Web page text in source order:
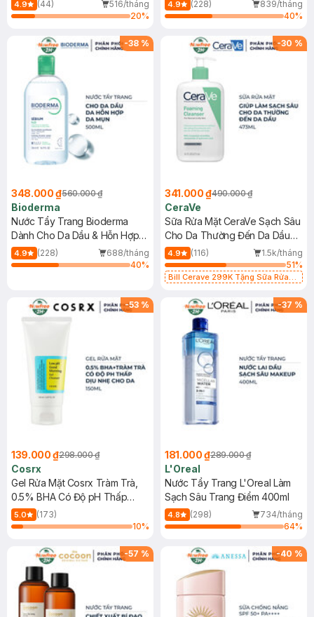
4.9 (44)
516/tháng
20%
4.9 (228)
839/tháng
40%
-38 %
348.000 ₫560.000 ₫
Bioderma
Nước Tẩy Trang Bioderma
Dành Cho Da Dầu & Hỗn Hợp
500ml
4.9 (228)
688/tháng
40%
-30 %
341.000 ₫490.000 ₫
CeraVe
Sữa Rửa Mặt CeraVe Sạch Sâu
Cho Da Thường Đến Da Dầu
473ml
4.9 (116)
1.5k/tháng
51%
Bill Cerave 299K Tặng Sữa Rửa
-53 %
139.000 ₫298.000 ₫
Cosrx
Gel Rửa Mặt Cosrx Tràm Trà,
0.5% BHA Có Độ pH Thấp
150ml
5.0
(173)
10%
-37 %
181.000 ₫289.000 ₫
L'Oreal
Nước Tẩy Trang L'Oreal Làm
Sạch Sâu Trang Điểm 400ml
4.8 (298)
734/tháng
64%
-57 % -40 %